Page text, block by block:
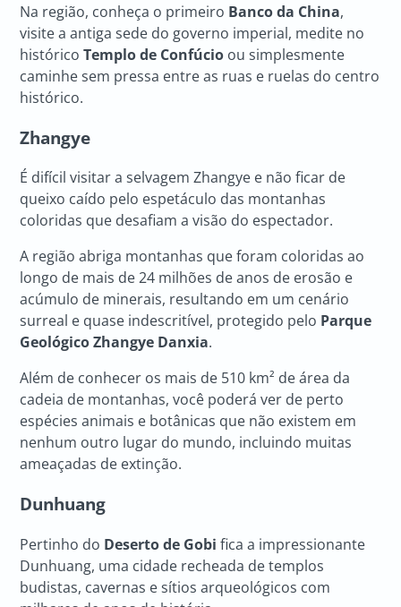
Na região, conheça o primeiro Banco da China,
visite a antiga sede do governo imperial, medite no
históricoTemplo de Confúcio ou simplesmente
caminhe sem pressa entre as ruas e ruelas do centro
histórico.
Zhangye
É difícil visitar a selvagem Zhangye e não ficar de
queixo caído pelo espetáculo das montanhas
coloridas que desafiam a visão do espectador.
A região abriga montanhas que foram coloridas ao
longo de mais de 24 milhões de anos de erosão e
acúmulo de minerais, resultando em um cenário
surreal e quase indescritível, protegido pelo Parque
Geológico Zhangye Danxia.
Além de conhecer os mais de 510 km² de área da
cadeia de montanhas, você poderá ver de perto
espécies animais e botânicas que não existem em
nenhum outro lugar do mundo, incluindo muitas
ameaçadas de extinção.
Dunhuang
Pertinho do Deserto de Gobi fica a impressionante
Dunhuang, uma cidade recheada de templos
budistas, cavernas e sítios arqueológicos com